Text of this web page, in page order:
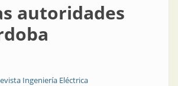
autoridades
Ingeniería Eléctrica